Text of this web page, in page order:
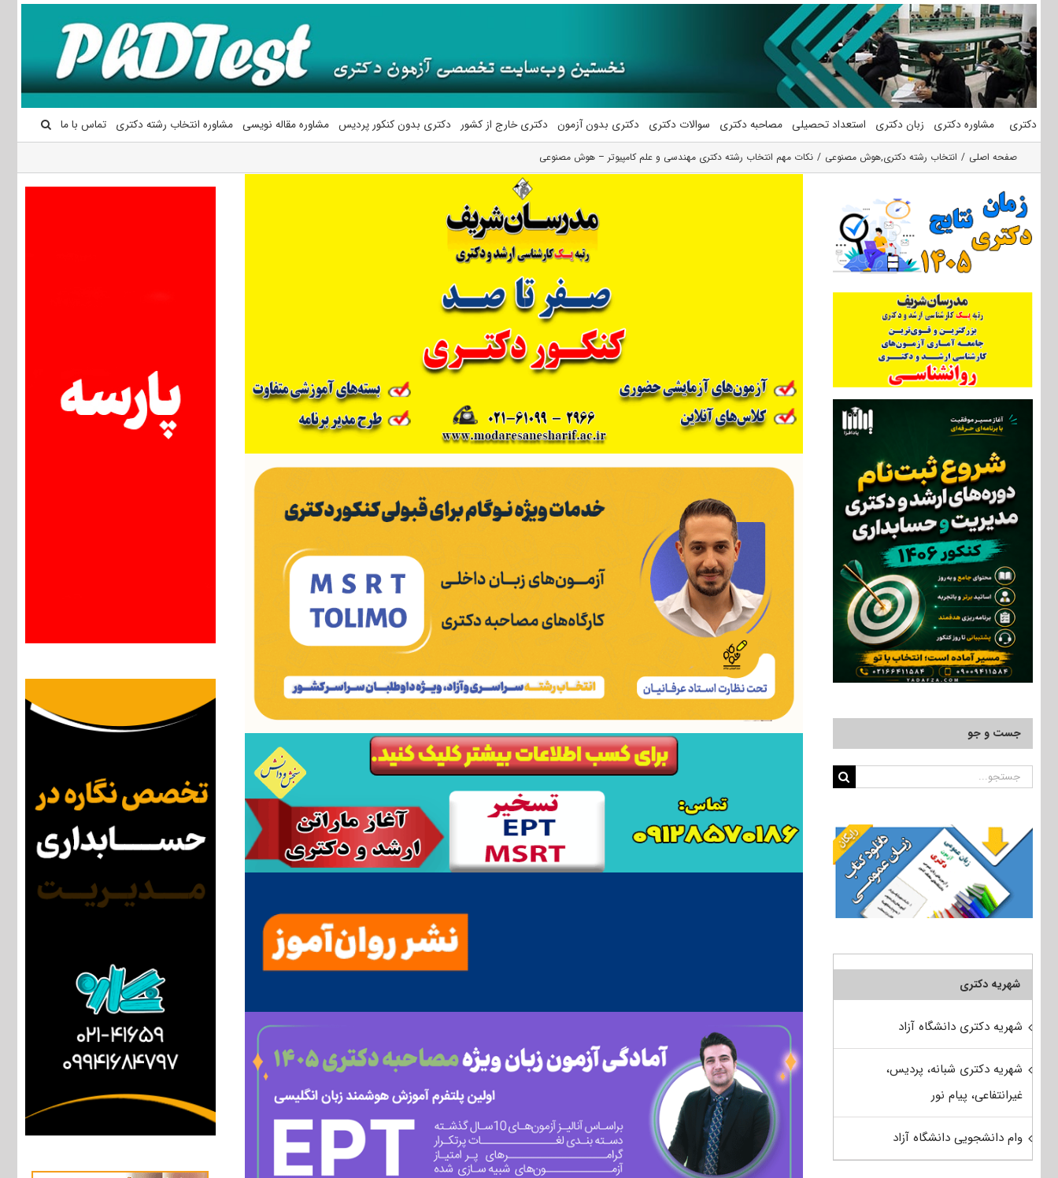
محتوا
دکتری مشاوره دکتری زبان دکتری استعداد تحصیلی مصاحبه دکتری سوالات دکتری دکتری بدون آزمون دکتری خارج از کشور دکتری بدون کنکور پردیس مشاوره مقاله نویسی مشاوره انتخاب رشته دکتری تماس با ما
صفحه اصلی انتخاب رشته دکتری,هوش مصنوعی نکات مهم انتخاب رشته دکتری مهندسی و علم کامپیوتر – هوش مصنوعی
جست و جو
جستجو
شهریه دکتری
شهریه دکتری دانشگاه آزاد
شهریه دکتری شبانه، پردیس،
غیرانتفاعی، پیام نور
وام دانشجویی دانشگاه آزاد